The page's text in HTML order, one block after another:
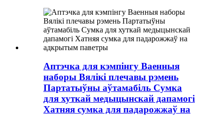
Аптэчка для кэмпінгу Ваенныя
наборы Вялікі плечавы рэмень
Партатыўны аўтамабіль Сумка
для хуткай медыцынскай дапамогі
Хатняя сумка для падарожжаў на